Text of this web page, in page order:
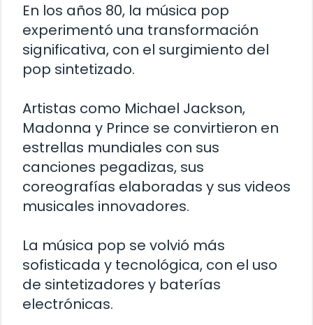
En los años 80, la música pop
experimentó una transformación
significativa, con el surgimiento del
pop sintetizado.
Artistas como Michael Jackson,
Madonna y Prince se convirtieron en
estrellas mundiales con sus
canciones pegadizas, sus
coreografías elaboradas y sus videos
musicales innovadores.
La música pop se volvió más
sofisticada y tecnológica, con el uso
de sintetizadores y baterías
electrónicas.